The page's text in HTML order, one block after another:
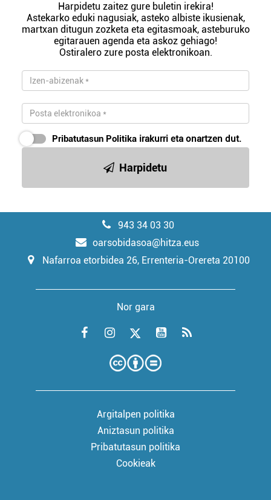
Harpidetu zaitez gure buletin irekira!
Astekarko eduki nagusiak, asteko albiste ikusienak,
martxan ditugun zozketa eta egitasmoak, asteburuko
egitarauen agenda eta askoz gehiago!
Ostiralero zure posta elektronikoan.
Pribatutasun Politika irakurri eta onartzen dut.
Harpidetu
943 34 03 30
oarsobidasoa@hitza.eus
Nafarroa etorbidea 26, Errenteria-Orereta 20100
Nor gara
Argitalpen politika
Aniztasun politika
Pribatutasun politika
Cookieak